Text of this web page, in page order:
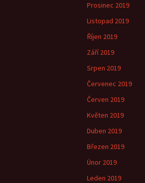
Prosinec 2019
Listopad 2019
Říjen 2019
Září 2019
Srpen 2019
Červenec 2019
Červen 2019
Květen 2019
Duben 2019
Březen 2019
Únor 2019
Leden 2019